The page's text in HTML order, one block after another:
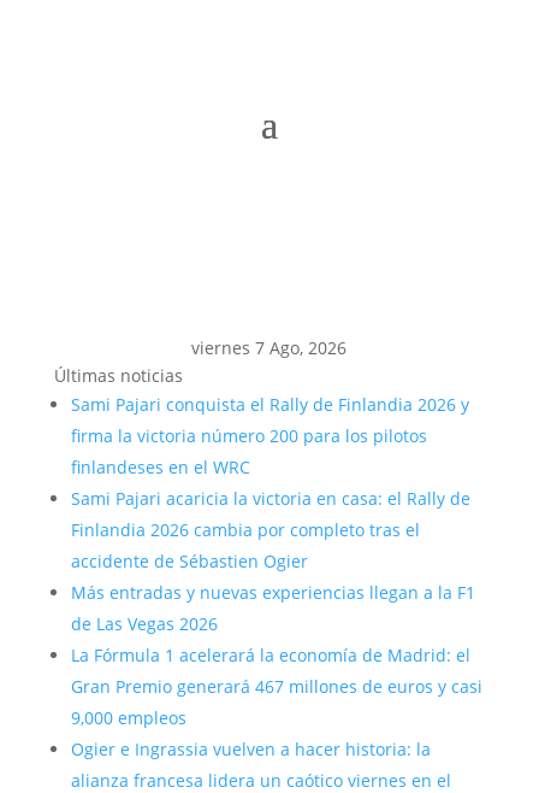
viernes 7 Ago, 2026
Últimas noticias
Sami Pajari conquista el Rally de Finlandia 2026 y
firma la victoria número 200 para los pilotos
finlandeses en el WRC
Sami Pajari acaricia la victoria en casa: el Rally de
Finlandia 2026 cambia por completo tras el
accidente de Sébastien Ogier
Más entradas y nuevas experiencias llegan a la F1
de Las Vegas 2026
La Fórmula 1 acelerará la economía de Madrid: el
Gran Premio generará 467 millones de euros y casi
9,000 empleos
Ogier e Ingrassia vuelven a hacer historia: la
alianza francesa lidera un caótico viernes en el